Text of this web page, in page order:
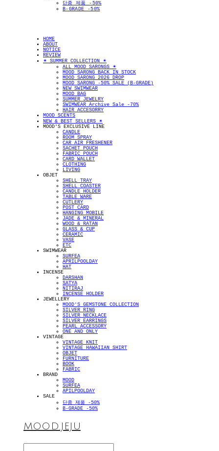
단종 제품 -50%
B-GRADE -50%
HOME
ABOUT
NOTICE
REVIEW
✴︎ SUMMER COLLECTION ✴︎
ALL MOOD SARONGS ✴︎
MOOD SARONG BACK IN STOCK
MOOD SARONG 2026 DROP
MOOD SARONG -50% SALE (B-GRADE)
NEW SWIMWEAR
MOOD BAG
SUMMER JEWELRY
SWIMWEAR Archive Sale -70%
HAIR ACCESORRY
MOOD SCENTS
NEW & BEST SELLERS ✴︎
MOOD'S EXCLUSIVE LINE
CANDLE
ROOM SPRAY
CAR AIR FRESHENER
SACHET POUCH
FABRIC POUCH
CARD WALLET
CLOTHING
LIVING
OBJET
SHELL TRAY
SHELL COASTER
CANDLE HOLDER
TABLE WARE
CUTLERY
POST CARD
HANGING MOBILE
JADE & MINERAL
WOOD & RATAN
GLASS & CUP
CERAMIC
VASE
ETC
SWIMWEAR
SURFEA
APRILPOOLDAY
HAT
INCENSE
DARSHAN
SATYA
NITIRAJ
INCENSE HOLDER
JEWELLERY
MOOD'S GEMSTONE COLLECTION
SILVER RING
SILVER NECKLACE
SILVER EARRINGS
PEARL ACCESSORY
ONE AND ONLY
VINTAGE
VINTAGE KNIT
VINTAGE HAWAIIAN SHIRT
OBJET
FURNITURE
BOOK
FABRIC
BRAND
MOOD
SURFEA
APILPOOLDAY
SALE
단종 제품 -50%
B-GRADE -50%
MOOD.JEJU